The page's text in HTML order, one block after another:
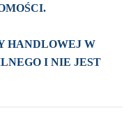
HANDLOWEJ W
I NIE JEST